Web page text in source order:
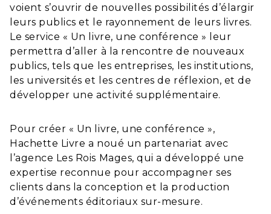
voient s’ouvrir de nouvelles possibilités d’élargir
leurs publics et le rayonnement de leurs livres.
Le service « Un livre, une conférence » leur
permettra d’aller à la rencontre de nouveaux
publics, tels que les entreprises, les institutions,
les universités et les centres de réflexion, et de
développer une activité supplémentaire.
Pour créer « Un livre, une conférence »,
Hachette Livre a noué un partenariat avec
l’agence Les Rois Mages, qui a développé une
expertise reconnue pour accompagner ses
clients dans la conception et la production
d’événements éditoriaux sur-mesure.